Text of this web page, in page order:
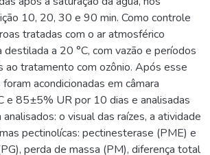
10, 20, 30 e 90 min. Como controle
tratadas com o ar atmosférico
a 20 °C, com vazão e períodos
ao tratamento com ozônio. Após esse
acondicionadas em câmara
e 85±5% UR por 10 dias e analisadas
o visual das raízes, a atividade
pectinolícas: pectinesterase (PME) e
perda de massa (PM), diferença total